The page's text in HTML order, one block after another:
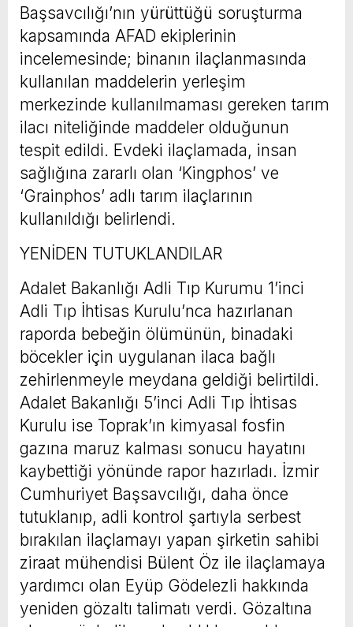
Başsavcılığı’nın yürüttüğü soruşturma
kapsamında AFAD ekiplerinin
incelemesinde; binanın ilaçlanmasında
kullanılan maddelerin yerleşim
merkezinde kullanılmaması gereken tarım
ilacı niteliğinde maddeler olduğunun
tespit edildi. Evdeki ilaçlamada, insan
sağlığına zararlı olan ‘Kingphos’ ve
‘Grainphos’ adlı tarım ilaçlarının
kullanıldığı belirlendi.
YENİDEN TUTUKLANDILAR
Adalet Bakanlığı Adli Tıp Kurumu 1’inci
Adli Tıp İhtisas Kurulu’nca hazırlanan
raporda bebeğin ölümünün, binadaki
böcekler için uygulanan ilaca bağlı
zehirlenmeyle meydana geldiği belirtildi.
Adalet Bakanlığı 5’inci Adli Tıp İhtisas
Kurulu ise Toprak’ın kimyasal fosfin
gazına maruz kalması sonucu hayatını
kaybettiği yönünde rapor hazırladı. İzmir
Cumhuriyet Başsavcılığı, daha önce
tutuklanıp, adli kontrol şartıyla serbest
bırakılan ilaçlamayı yapan şirketin sahibi
ziraat mühendisi Bülent Öz ile ilaçlamaya
yardımcı olan Eyüp Gödelezli hakkında
yeniden gözaltı talimatı verdi. Gözaltına